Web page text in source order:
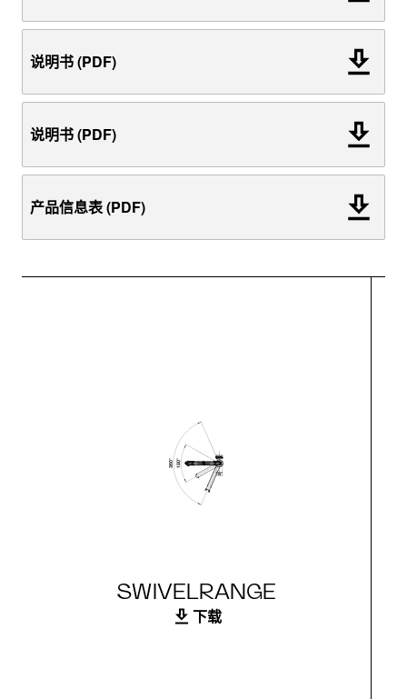
说明书 (PDF)
说明书 (PDF)
产品信息表 (PDF)
SWIVELRANGE
下载